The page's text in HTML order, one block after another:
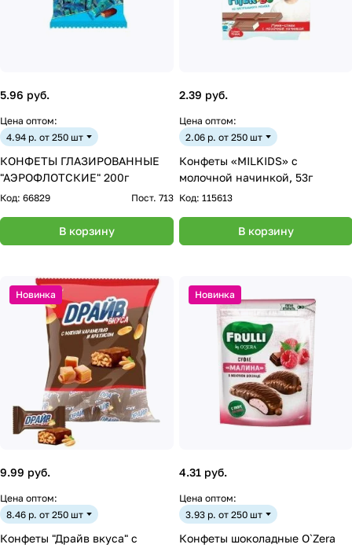
5.96 руб.
Цена оптом:
4.94 р. от 250 шт
КОНФЕТЫ ГЛАЗИРОВАННЫЕ
"АЭРОФЛОТСКИЕ" 200г
Код: 66829 Пост. 713
В корзину
2.39 руб.
Цена оптом:
2.06 р. от 250 шт
Конфеты «MILKIDS» с
молочной начинкой, 53г
Код: 115613
В корзину
Новинка
9.99 руб.
Цена оптом:
8.46 р. от 250 шт
Конфеты "Драйв вкуса" с
Новинка
4.31 руб.
Цена оптом:
3.93 р. от 250 шт
Конфеты шоколадные O`Zera